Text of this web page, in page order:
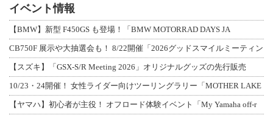
イベント情報
【BMW】新型 F450GS も登場！「BMW MOTORRAD DAYS JA
CB750F 展示や大抽選会も！ 8/22開催「2026グッドスマイルミーティン
【スズキ】「GSX-S/R Meeting 2026」オリジナルグッズの先行販売
10/23・24開催！ 女性ライダー向けツーリングラリー「MOTHER LAKE
【ヤマハ】初心者が主役！ オフロード体験イベント「My Yamaha off-r